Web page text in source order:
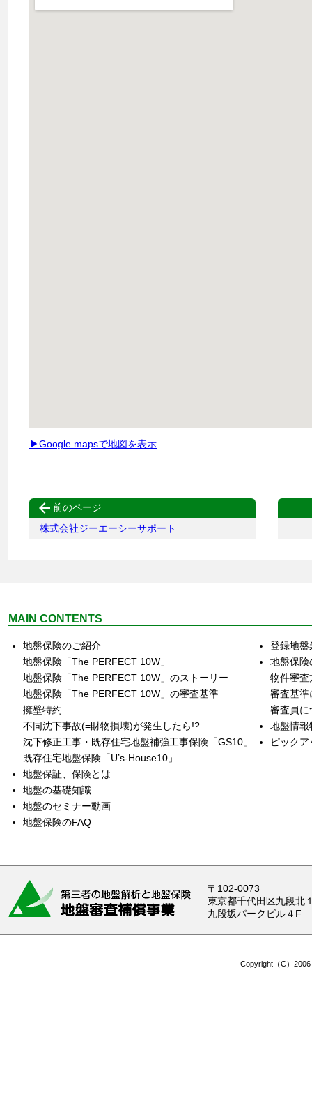
▶Google mapsで地図を表示
 前のページ
株式会社ジーエーシーサポート
MAIN CONTENTS
地盤保険のご紹介
地盤保険「The PERFECT 10W」
地盤保険「The PERFECT 10W」のストーリー
地盤保険「The PERFECT 10W」の審査基準
擁壁特約
不同沈下事故(=財物損壊)が発生したら!?
沈下修正工事・既存住宅地盤補強工事保険「GS10」
既存住宅地盤保険「U’s‐House10」
地盤保証、保険とは
地盤の基礎知識
地盤のセミナー動画
地盤保険のFAQ
登録地盤
地盤保険
物件審査
審査基準
審査員に
地盤情報
ピック
〒102-0073
東京都千代田区九段北
九段坂パークビル４F
Copyright（C）